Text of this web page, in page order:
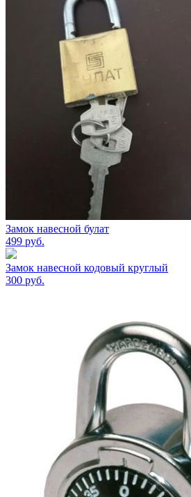
Замок навесной булат
499 руб.
Замок навесной кодовый круглый
300 руб.